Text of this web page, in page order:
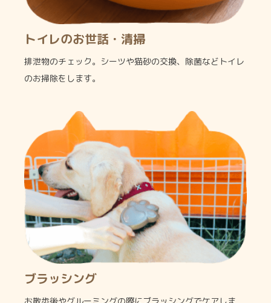
トイレのお世話・清掃
排泄物のチェック。シーツや猫砂の交換、除菌などトイレ
のお掃除をします。
ブラッシング